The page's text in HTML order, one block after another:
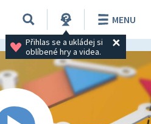
Přihlas se a ukládej si
oblíbené hry a videa.
MENU